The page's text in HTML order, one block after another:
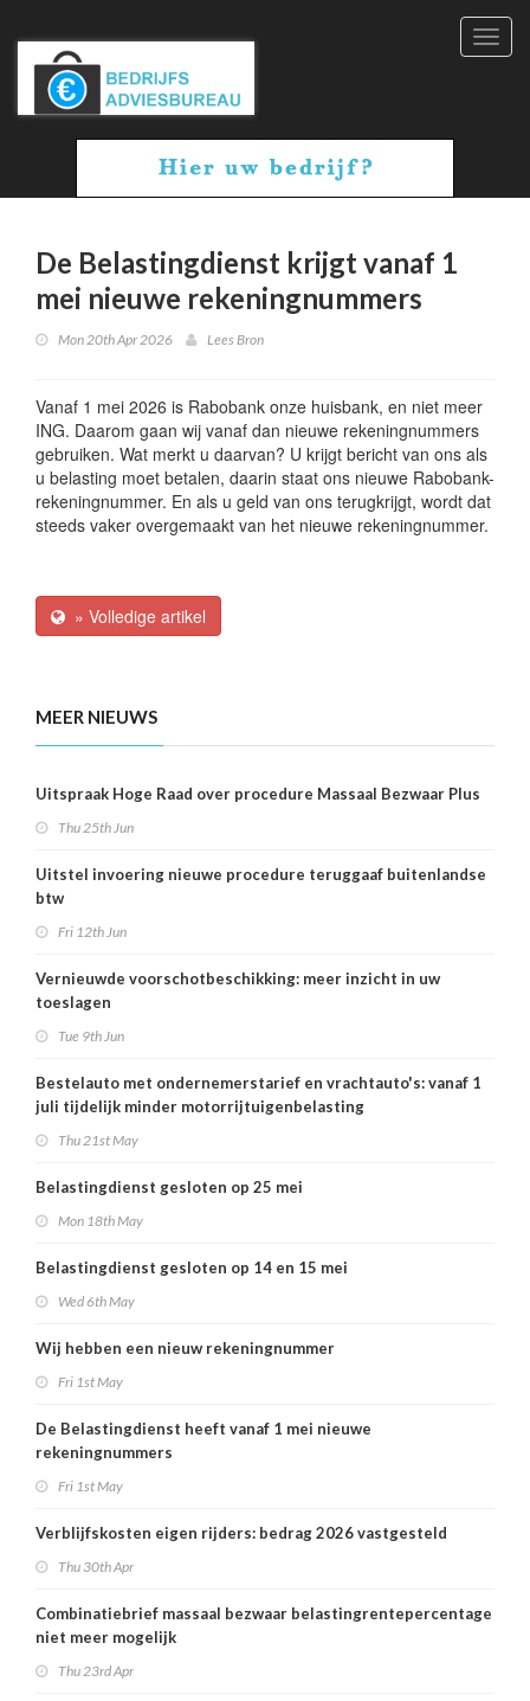
De Belastingdienst krijgt vanaf 1
mei nieuwe rekeningnummers
Mon 20th Apr 2026 Lees Bron
Vanaf 1 mei 2026 is Rabobank onze huisbank, en niet meer
ING. Daarom gaan wij vanaf dan nieuwe rekeningnummers
gebruiken. Wat merkt u daarvan? U krijgt bericht van ons als
u belasting moet betalen, daarin staat ons nieuwe Rabobank-
rekeningnummer. En als u geld van ons terugkrijgt, wordt dat
steeds vaker overgemaakt van het nieuwe rekeningnummer.
» Volledige artikel
MEER NIEUWS
Uitspraak Hoge Raad over procedure Massaal Bezwaar Plus
Thu 25th Jun
Uitstel invoering nieuwe procedure teruggaaf buitenlandse
btw
Fri 12th Jun
Vernieuwde voorschotbeschikking: meer inzicht in uw
toeslagen
Tue 9th Jun
Bestelauto met ondernemerstarief en vrachtauto's: vanaf 1
juli tijdelijk minder motorrijtuigenbelasting
Thu 21st May
Belastingdienst gesloten op 25 mei
Mon 18th May
Belastingdienst gesloten op 14 en 15 mei
Wed 6th May
Wij hebben een nieuw rekeningnummer
Fri 1st May
De Belastingdienst heeft vanaf 1 mei nieuwe
rekeningnummers
Fri 1st May
Verblijfskosten eigen rijders: bedrag 2026 vastgesteld
Thu 30th Apr
Combinatiebrief massaal bezwaar belastingrentepercentage
niet meer mogelijk
Thu 23rd Apr